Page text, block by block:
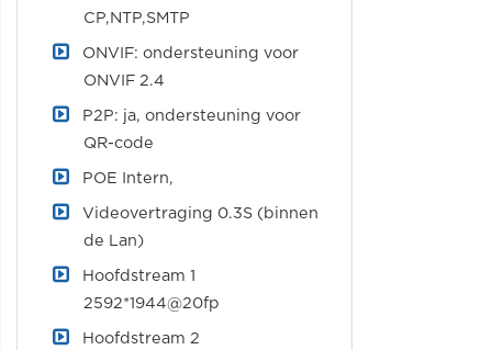
CP,NTP,SMTP
ONVIF: ondersteuning voor
ONVIF 2.4
P2P: ja, ondersteuning voor
QR-code
POE Intern,
Videovertraging 0.3S (binnen
de Lan)
Hoofdstream 1
2592*1944@20fp
Hoofdstream 2